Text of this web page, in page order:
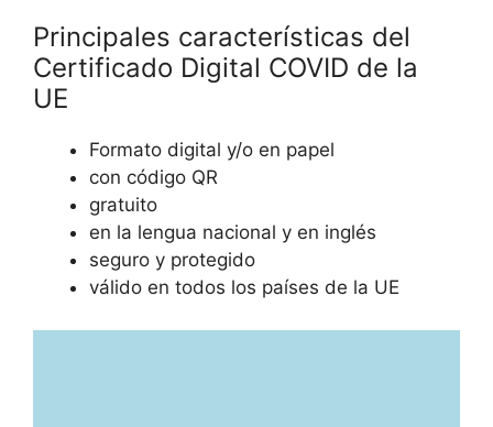
Principales características del
Certificado Digital COVID de la
UE
Formato digital y/o en papel
con código QR
gratuito
en la lengua nacional y en inglés
seguro y protegido
válido en todos los países de la UE